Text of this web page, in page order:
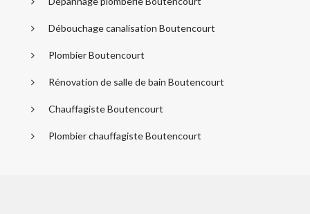
Débouchage canalisation Boutencourt
Plombier Boutencourt
Rénovation de salle de bain Boutencourt
Chauffagiste Boutencourt
Plombier chauffagiste Boutencourt